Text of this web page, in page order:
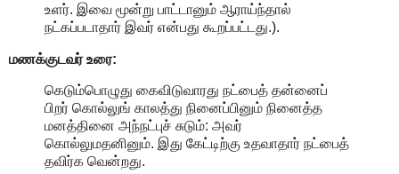
உளர். இவை மூன்று பாட்டானும் ஆராய்ந்தால்
நட்கப்படாதார் இவர் என்பது கூறப்பட்டது.).
மணக்குடவர் உரை:
கெடும்பொழுது கைவிடுவாரது நட்பைத் தன்னைப்
பிறர் கொல்லுங் காலத்து நினைப்பினும் நினைத்த
மனத்தினை அந்நட்புச் சுடும்: அவர்
கொல்லுமதனினும். இது கேட்டிற்கு உதவாதார் நட்பைத்
தவிர்க வென்றது.